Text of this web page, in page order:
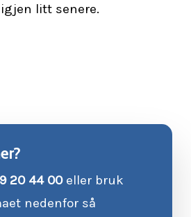
litt senere.
20 44 00eller bruk
nedenfor så